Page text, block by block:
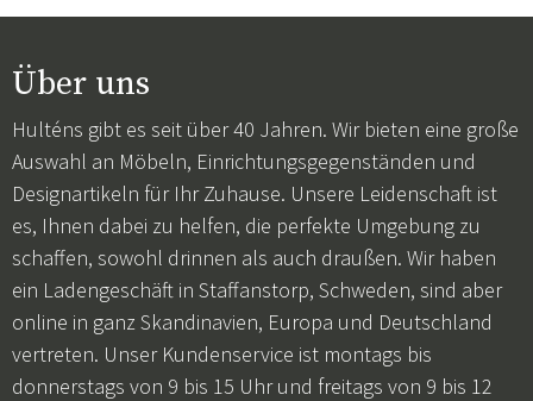
Über uns
Hulténs gibt es seit über 40 Jahren. Wir bieten eine große
Auswahl an Möbeln, Einrichtungsgegenständen und
Designartikeln für Ihr Zuhause. Unsere Leidenschaft ist
es, Ihnen dabei zu helfen, die perfekte Umgebung zu
schaffen, sowohl drinnen als auch draußen. Wir haben
ein Ladengeschäft in Staffanstorp, Schweden, sind aber
online in ganz Skandinavien, Europa und Deutschland
vertreten. Unser Kundenservice ist montags bis
donnerstags von 9 bis 15 Uhr und freitags von 9 bis 12